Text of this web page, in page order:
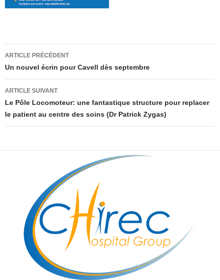
Navigation
des
articles
ARTICLE PRÉCÉDENT
Un nouvel écrin pour Cavell dès septembre
ARTICLE SUIVANT
Le Pôle Locomoteur: une fantastique structure pour replacer
le patient au centre des soins (Dr Patrick Zygas)